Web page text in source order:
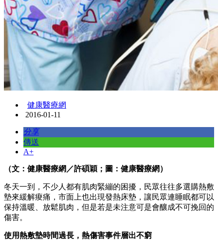
健康醫療網
2016-01-11
分享
傳送
A+
（文：健康醫療網／許碩穎；圖：健康醫療網）
冬天一到，不少人都有肌肉緊繃的困擾，民眾往往多選購熱敷
墊來緩解痠痛，市面上也出現發熱床墊，讓民眾連睡眠都可以
保持溫暖、放鬆肌肉，但是若是未注意可是會釀成不可挽回的
傷害。
使用熱敷墊時間過長，熱傷害事件層出不窮